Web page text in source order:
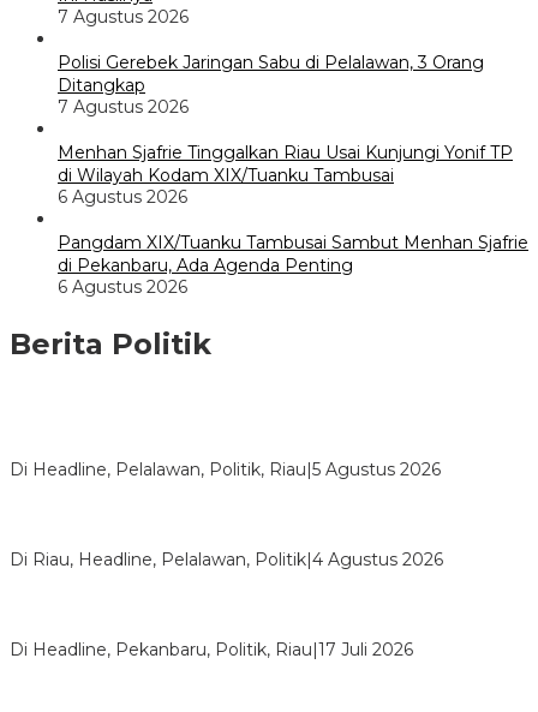
7 Agustus 2026
Polisi Gerebek Jaringan Sabu di Pelalawan, 3 Orang
Ditangkap
7 Agustus 2026
Menhan Sjafrie Tinggalkan Riau Usai Kunjungi Yonif TP
di Wilayah Kodam XIX/Tuanku Tambusai
6 Agustus 2026
Pangdam XIX/Tuanku Tambusai Sambut Menhan Sjafrie
di Pekanbaru, Ada Agenda Penting
6 Agustus 2026
Berita Politik
Di Headline, Pelalawan, Politik, Riau|5 Agustus 2026
Di Riau, Headline, Pelalawan, Politik|4 Agustus 2026
Di Headline, Pekanbaru, Politik, Riau|17 Juli 2026